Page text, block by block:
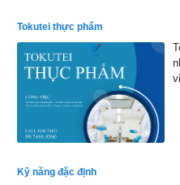
Tokutei thực phẩm
Kỹ năng đặc định